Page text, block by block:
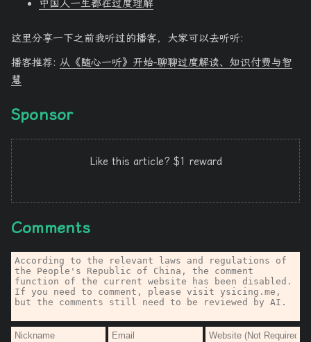
中国人一生都在过度理解
这里分享一下之前我听过的播客，大家可以去听听:
播客推荐: 从《随心一听》开始-聊聊过度解读、知识付费与智
慧
Sponsor
Like this article? $1 reward
Comments